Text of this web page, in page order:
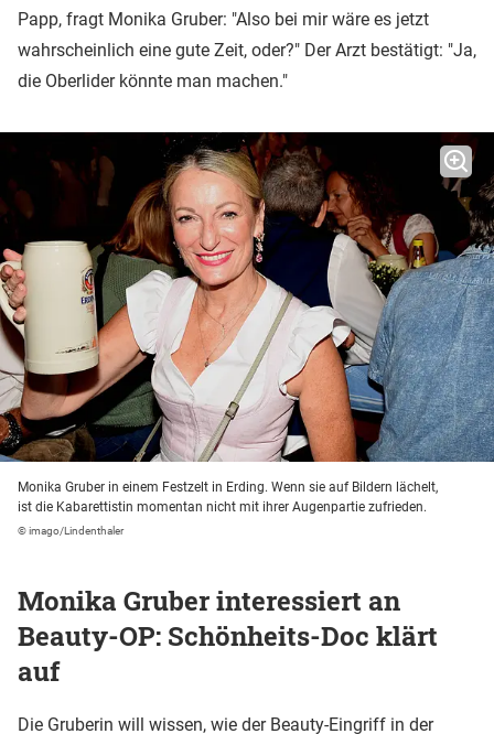
Papp, fragt Monika Gruber: "Also bei mir wäre es jetzt
wahrscheinlich eine gute Zeit, oder?" Der Arzt bestätigt: "Ja,
die Oberlider könnte man machen."
Monika Gruber in einem Festzelt in Erding. Wenn sie auf Bildern lächelt,
ist die Kabarettistin momentan nicht mit ihrer Augenpartie zufrieden.
© imago/Lindenthaler
Monika Gruber interessiert an
Beauty-OP: Schönheits-Doc klärt
auf
Die Gruberin will wissen, wie der Beauty-Eingriff in der